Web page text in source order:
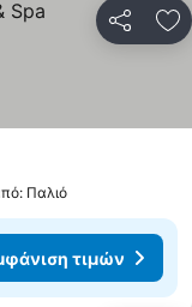
Παλιό
τιμών